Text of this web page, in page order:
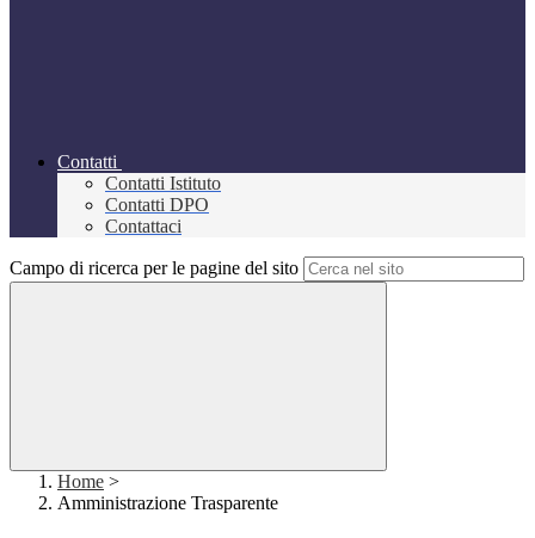
Contatti
Contatti Istituto
Contatti DPO
Contattaci
Campo di ricerca per le pagine del sito
Home >
Amministrazione Trasparente